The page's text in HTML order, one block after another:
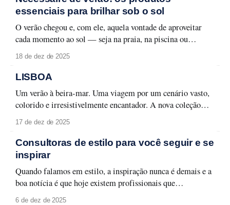
essenciais para brilhar sob o sol
O verão chegou e, com ele, aquela vontade de aproveitar
cada momento ao sol — seja na praia, na piscina ou
naquele passeio ao ar livre. Para curtir a temporada sem
impecável, é fundamental ter um nécessaire preparado.
18 de dez de 2025
LISBOA
Um verão à beira-mar. Uma viagem por um cenário vasto,
colorido e irresistivelmente encantador. A nova coleção
Lisboa celebra a capital lusitana em toda a sua forma leve e
contam histórias memoráveis. Lisboa se revela em detalhes
que traduzem seu espírito urbano
17 de dez de 2025
Consultoras de estilo para você seguir e se
inspirar
Quando falamos em estilo, a inspiração nunca é demais e a
boa notícia é que hoje existem profissionais que
transformam moda em aprendizado, aplicabilidade e
6 de dez de 2025